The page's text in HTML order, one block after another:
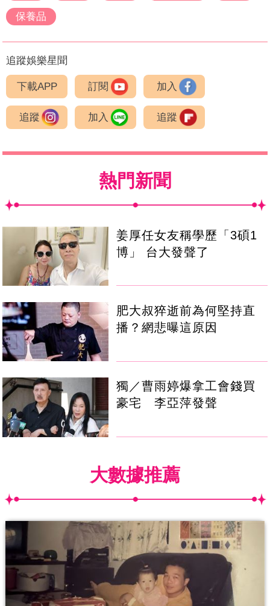
保養品
追蹤娛樂星聞
下載APP 訂閱 加入
追蹤 加入 追蹤
熱門新聞
姜厚任女友稱學歷「3碩1
博」 台大發聲了
肥大叔猝逝前為何堅持直
播？網悲曝這原因
獨／曹雨婷爆拿工會錢買
豪宅 李亞萍發聲
大數據推薦